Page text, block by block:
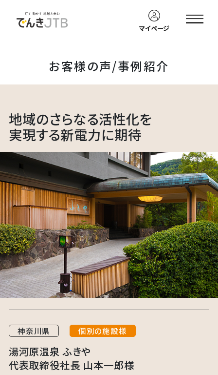
マイページ
お客様の声/事例紹介
地域のさらなる活性化を
実現する新電力に期待
神奈川県 個別の施設様
湯河原温泉 ふきや
代表取締役社長 山本一郎様
資料
ダウンロード
電力料金削減メニューを
ご検討中の皆様
カンタン